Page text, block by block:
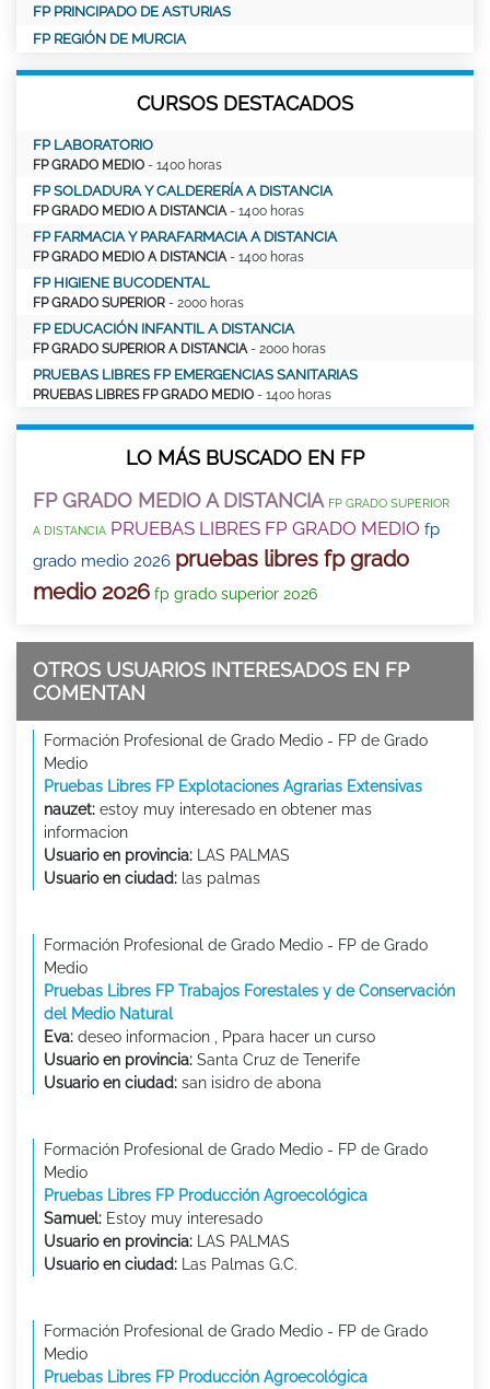
FP PRINCIPADO DE ASTURIAS
FP REGIÓN DE MURCIA
CURSOS DESTACADOS
FP LABORATORIO
FP GRADO MEDIO - 1400 horas
FP SOLDADURA Y CALDERERÍA A DISTANCIA
FP GRADO MEDIO A DISTANCIA - 1400 horas
FP FARMACIA Y PARAFARMACIA A DISTANCIA
FP GRADO MEDIO A DISTANCIA - 1400 horas
FP HIGIENE BUCODENTAL
FP GRADO SUPERIOR - 2000 horas
FP EDUCACIÓN INFANTIL A DISTANCIA
FP GRADO SUPERIOR A DISTANCIA - 2000 horas
PRUEBAS LIBRES FP EMERGENCIAS SANITARIAS
PRUEBAS LIBRES FP GRADO MEDIO - 1400 horas
LO MÁS BUSCADO EN FP
FP GRADO MEDIO A DISTANCIA FP GRADO SUPERIOR
A DISTANCIA PRUEBAS LIBRES FP GRADO MEDIO fp
grado medio 2026 pruebas libres fp grado
medio 2026 fp grado superior 2026
OTROS USUARIOS INTERESADOS EN FP
COMENTAN
Formación Profesional de Grado Medio - FP de Grado
Medio
Pruebas Libres FP Explotaciones Agrarias Extensivas
nauzet: estoy muy interesado en obtener mas
informacion
Usuario en provincia: LAS PALMAS
Usuario en ciudad: las palmas
Formación Profesional de Grado Medio - FP de Grado
Medio
Pruebas Libres FP Trabajos Forestales y de Conservación
del Medio Natural
Eva: deseo informacion , Ppara hacer un curso
Usuario en provincia: Santa Cruz de Tenerife
Usuario en ciudad: san isidro de abona
Formación Profesional de Grado Medio - FP de Grado
Medio
Pruebas Libres FP Producción Agroecológica
Samuel: Estoy muy interesado
Usuario en provincia: LAS PALMAS
Usuario en ciudad: Las Palmas G.C.
Formación Profesional de Grado Medio - FP de Grado
Medio
Pruebas Libres FP Producción Agroecológica